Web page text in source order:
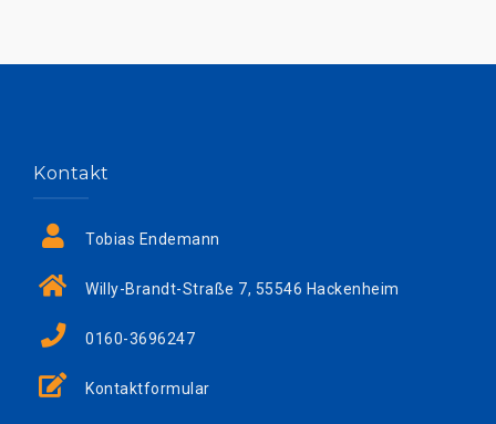
Kontakt
Tobias Endemann
Willy-Brandt-Straße 7, 55546 Hackenheim
0160-3696247
Kontaktformular